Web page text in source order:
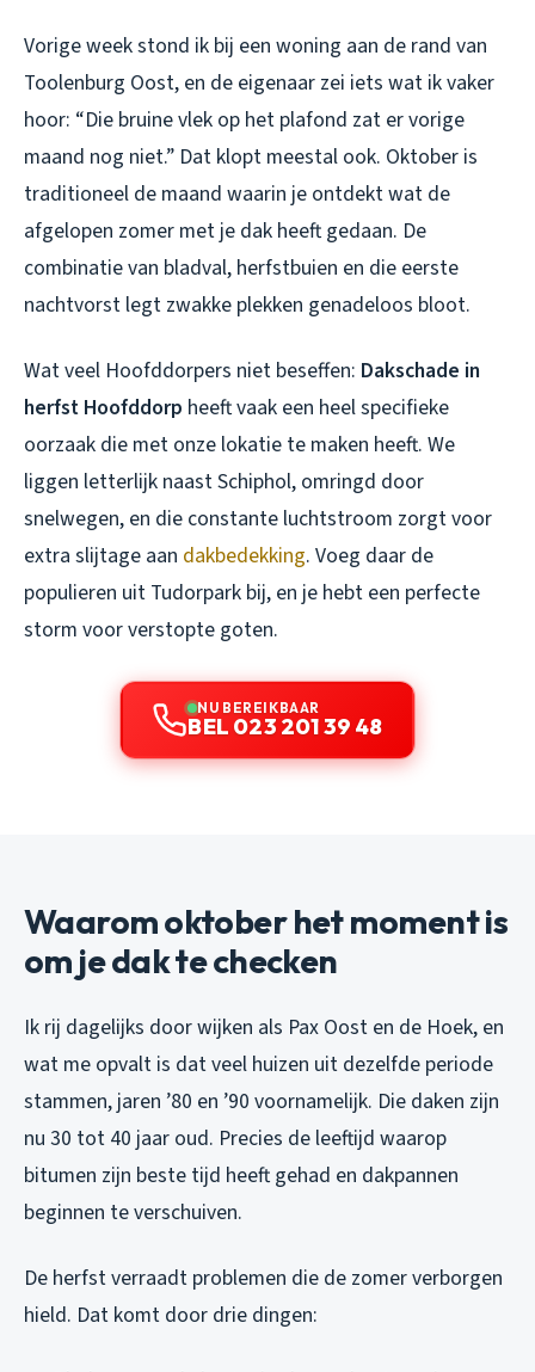
Vorige week stond ik bij een woning aan de rand van
Toolenburg Oost, en de eigenaar zei iets wat ik vaker
hoor: “Die bruine vlek op het plafond zat er vorige
maand nog niet.” Dat klopt meestal ook. Oktober is
traditioneel de maand waarin je ontdekt wat de
afgelopen zomer met je dak heeft gedaan. De
combinatie van bladval, herfstbuien en die eerste
nachtvorst legt zwakke plekken genadeloos bloot.
Wat veel Hoofddorpers niet beseffen: Dakschade in
herfst Hoofddorp heeft vaak een heel specifieke
oorzaak die met onze lokatie te maken heeft. We
liggen letterlijk naast Schiphol, omringd door
snelwegen, en die constante luchtstroom zorgt voor
extra slijtage aan dakbedekking. Voeg daar de
populieren uit Tudorpark bij, en je hebt een perfecte
storm voor verstopte goten.
NU BEREIKBAAR
BEL 023 201 39 48
Waarom oktober het moment is
om je dak te checken
Ik rij dagelijks door wijken als Pax Oost en de Hoek, en
wat me opvalt is dat veel huizen uit dezelfde periode
stammen, jaren ’80 en ’90 voornamelijk. Die daken zijn
nu 30 tot 40 jaar oud. Precies de leeftijd waarop
bitumen zijn beste tijd heeft gehad en dakpannen
beginnen te verschuiven.
De herfst verraadt problemen die de zomer verborgen
hield. Dat komt door drie dingen: